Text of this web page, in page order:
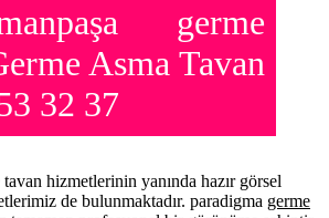
germe
Asma Tavan
32 37
hizmetlerinin yanında hazır görsel
de bulunmaktadır. paradigma germe